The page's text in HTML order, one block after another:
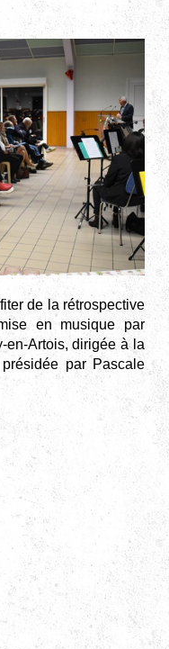
de la rétrospective
en musique par
en-Artois, dirigée à la
par Pascale